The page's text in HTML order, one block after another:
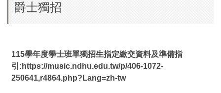
爵士獨招
115學年度學士班單獨招生指定繳交資料及準備指
引: https://music.ndhu.edu.tw/p/406-1072-
250641,r4864.php?Lang=zh-tw